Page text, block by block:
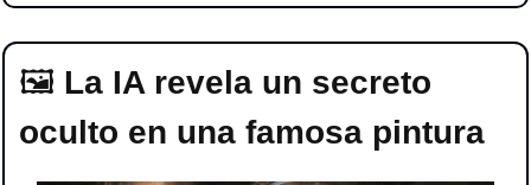
🖼 La IA revela un secreto
oculto en una famosa pintura